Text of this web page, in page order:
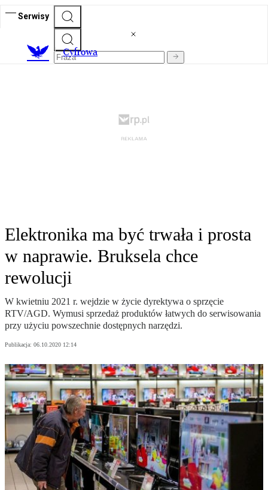
Serwisy
Cyfrowa
Elektronika ma być trwała i prosta
w naprawie. Bruksela chce
rewolucji
W kwietniu 2021 r. wejdzie w życie dyrektywa o sprzęcie
RTV/AGD. Wymusi sprzedaż produktów łatwych do serwisowania
przy użyciu powszechnie dostępnych narzędzi.
Publikacja: 06.10.2020 12:14